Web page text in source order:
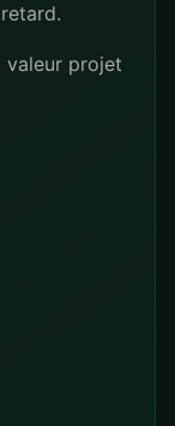
valeur projet